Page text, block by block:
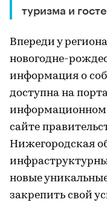
туризма и
Впереди у
новогодне-
информация о
доступна на
сайте
Нижегородская
новые
закрепить свой